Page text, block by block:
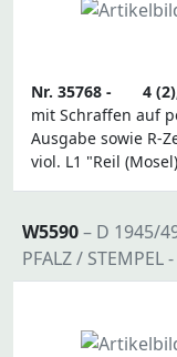
Nr. 35768 - 4
mit Schraffen auf
Ausgabe sowie R-
viol. L1 "Reil
W5590– D 1945/
PFALZ / STEMPEL